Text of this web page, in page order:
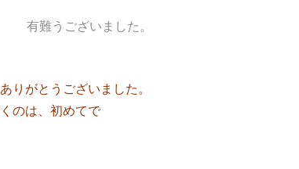
有難うございました。
りがとうございました。
のは、初めてで